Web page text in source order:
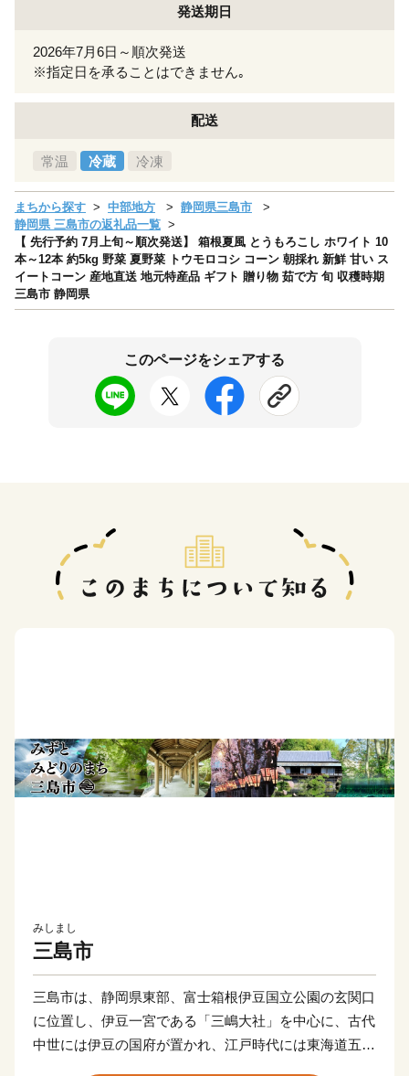
発送期日
2026年7月6日～順次発送
※指定日を承ることはできません｡
配送
常温 冷蔵 冷凍
まちから探す 中部地方
静岡県三島市
静岡県 三島市の返礼品一覧
【 先行予約 7月上旬～順次発送】 箱根夏風 とうもろこし ホワイト 10
本～12本 約5kg 野菜 夏野菜 トウモロコシ コーン 朝採れ 新鮮 甘い ス
イートコーン 産地直送 地元特産品 ギフト 贈り物 茹で方 旬 収穫時期
三島市 静岡県
このページをシェアする
みしまし
三島市
三島市は、静岡県東部、富士箱根伊豆国立公園の玄関口
に位置し、伊豆一宮である「三嶋大社」を中心に、古代
中世には伊豆の国府が置かれ、江戸時代には東海道五十